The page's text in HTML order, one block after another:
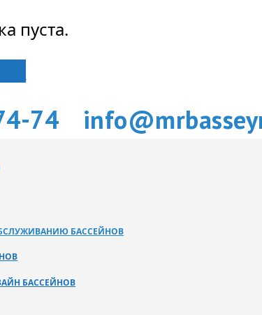
пуста.
74
БАССЕЙНОВ
БАССЕЙНОВ